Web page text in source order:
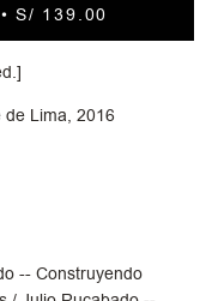
S/ 139.00
de Lima, 2016
-- Construyendo